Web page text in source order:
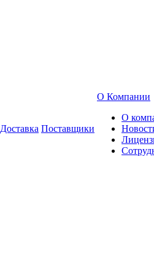
Доставка Поставщики
О Компании
О